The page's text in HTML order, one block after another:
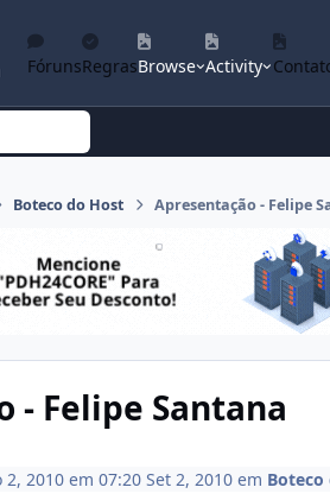
FórunsRegrasBrowse Activity
Boteco do Host Apresentação - Felipe
- Felipe Santana
2, 2010 em 07:20 Set 2, 2010em